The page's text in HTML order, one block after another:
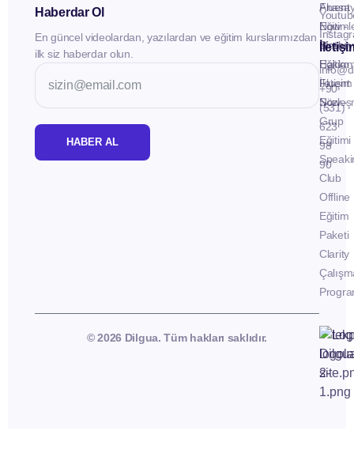
Haberdar Ol
En güncel videolardan, yazılardan ve eğitim kurslarımızdan
ilk siz haberdar olun.
HABER AL
İletişim
Fluent
Now -
Birebir
Eğitim
Fluent
Now -
Grup
Eğitimi
Club
Offline
Eğitim
Paketi
Clarity
+90
(531)
623
98
90
© 2026 Dilgua. Tüm hakları saklıdır.